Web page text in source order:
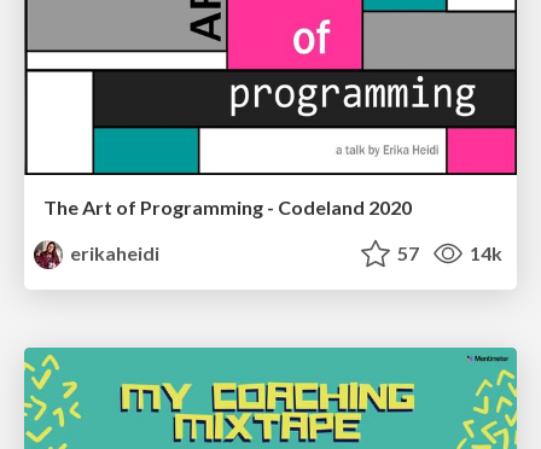
The Art of Programming - Codeland 2020
erikaheidi
57 14k